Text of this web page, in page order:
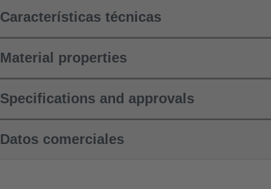
Características técnicas
Material properties
Specifications and approvals
Datos comerciales